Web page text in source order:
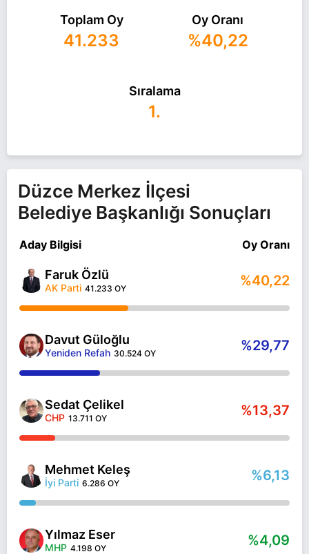
ÜNIVERSITESI MÜHENDISLIK FAKÜLTESINDEN
MEZUN OLDU. ÖZLÜ, İSTANBUL TEKNIK
ÜNIVERSITESINDE YÜKSEK LISANS VE DOKTORA
EĞITIMINI TAMAMLADIKTAN SONRA İSPANYA'DA
EĞITIMI ALDI. 25 VE 26. DÖNEM MILLETVEKILI VE
65. HÜKÜMETTE BILIM, SANAYI VE TEKNOLOJI
BAKANI OLARAK GÖREV YAPAN ÖZLÜ, 31 MART
ÇOCUK BABASIDIR.
Faruk Özlü Düzce MERKEZ belediye başkan adayı
olarak AK Parti ile 31 Mart 2024 yerel seçimlerinde
yarışıyor. Faruk Özlü ile ilgili daha fazla bilgi için
Faruk Özlü Haberlerisayfamızı ziyaret edin.
Toplam Oy
41.233
Oy Oranı
%40,22
Sıralama
1.
Düzce Merkez İlçesi
Belediye Başkanlığı Sonuçları
Aday Bilgisi Oy Oranı
Faruk Özlü
AK Parti 41.233 OY %40,22
Davut Güloğlu
Yeniden Refah 30.524 OY %29,77
Sedat Çelikel
CHP 13.711 OY %13,37
Mehmet Keleş
İyi Parti 6.286 OY %6,13
Yılmaz Eser
MHP 4.198 OY %4,09